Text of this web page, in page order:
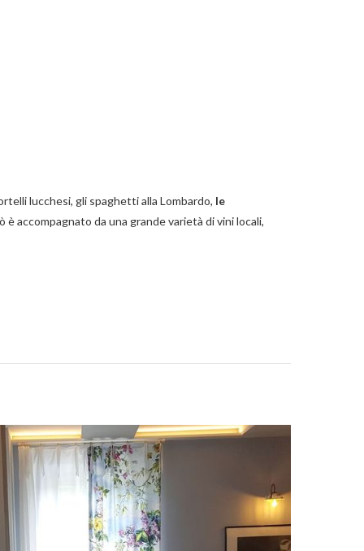
lucchesi, gli spaghetti alla Lombardo, le
accompagnato da una grande varietà di vini locali,